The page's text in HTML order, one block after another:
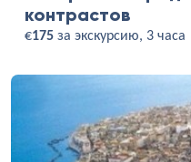
контрастов
€175 за экскурсию, 3 часа